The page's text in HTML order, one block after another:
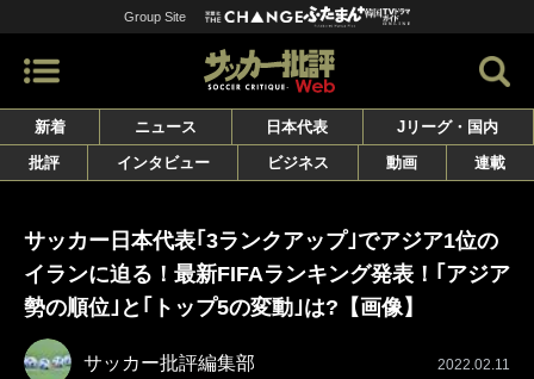
Group Site
新着 ニュース 日本代表
Jリーグ・国内
批評
インタビュー ビジネス 動画 連載
サッカー日本代表｢3ランクアップ｣でアジア1位の
イランに迫る！最新FIFAランキング発表！｢アジア
勢の順位｣と｢トップ5の変動｣は?【画像】
サッカー批評編集部 2022.02.11